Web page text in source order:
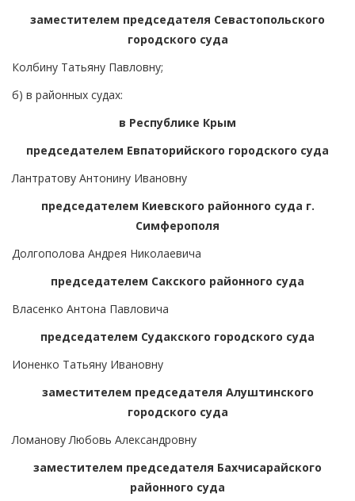
заместителем председателя Севастопольского
городского суда
Колбину Татьяну Павловну;
б) в районных судах:
в Республике Крым
председателем Евпаторийского городского суда
Лантратову Антонину Ивановну
председателем Киевского районного суда г.
Симферополя
Долгополова Андрея Николаевича
председателем Сакского районного суда
Власенко Антона Павловича
председателем Судакского городского суда
Ионенко Татьяну Ивановну
заместителем председателя Алуштинского
городского суда
Ломанову Любовь Александровну
заместителем председателя Бахчисарайского
районного суда